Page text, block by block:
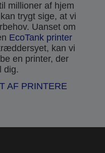
millioner af hjem
trygt sige, at vi
Uanset om
EcoTank printer
kan vi
en printer, der
dig.
AF PRINTERE